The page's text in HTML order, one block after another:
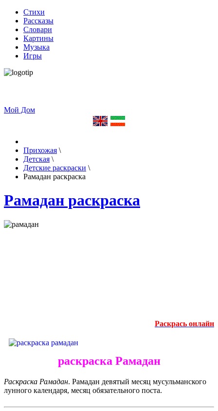
Стихи
Рассказы
Словари
Картины
Музыка
Игры
Мой Дом
Прихожая \
Детская \
Детские раскраски \
Рамадан раскраска
Рамадан раскраска
Раскрась онлайн
раскраска Рамадан
Раскраска Рамадан. Рамадан девятый месяц мусульманского
лунного календаря, месяц обязательного поста.